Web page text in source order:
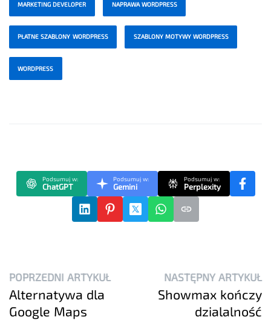
MARKETING DEVELOPER NAPRAWA WORDPRESS
PŁATNE SZABLONY WORDPRESS SZABLONY MOTYWY WORDPRESS
WORDPRESS
Podsumuj w:
ChatGPT
Podsumuj w:
Gemini
Podsumuj w:
Perplexity
POPRZEDNI ARTYKUŁ
Alternatywa dla
Google Maps
NASTĘPNY ARTYKUŁ
Showmax kończy
dzialalność